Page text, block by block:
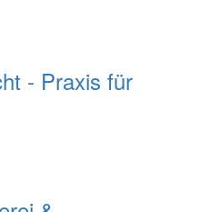
- Praxis für